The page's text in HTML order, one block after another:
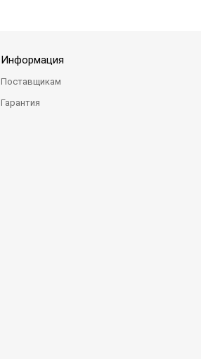
Информация
Поставщикам
Гарантия